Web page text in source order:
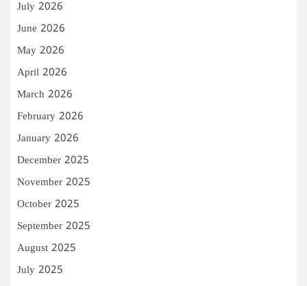
July 2026
June 2026
May 2026
April 2026
March 2026
February 2026
January 2026
December 2025
November 2025
October 2025
September 2025
August 2025
July 2025